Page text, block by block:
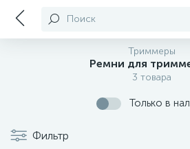
Поиск
Триммеры
Ремни для
3 товара
Только в
Фильтр